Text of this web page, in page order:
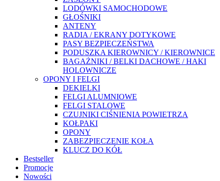
LODÓWKI SAMOCHODOWE
GŁOŚNIKI
ANTENY
RADIA / EKRANY DOTYKOWE
PASY BEZPIECZEŃSTWA
PODUSZKA KIEROWNICY / KIEROWNICE
BAGAŻNIKI / BELKI DACHOWE / HAKI
HOLOWNICZE
OPONY I FELGI
DEKIELKI
FELGI ALUMNIOWE
FELGI STALOWE
CZUJNIKI CIŚNIENIA POWIETRZA
KOŁPAKI
OPONY
ZABEZPIECZENIE KOŁA
KLUCZ DO KÓŁ
Bestseller
Promocje
Nowości